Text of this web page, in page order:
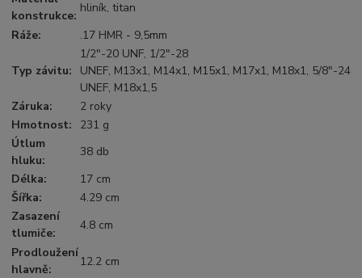
konstrukce:
hliník, titan
Ráže: .17 HMR - 9,5mm
Typ závitu:
1/2"-20 UNF, 1/2"-28
UNEF, M13x1, M14x1, M15x1, M17x1, M18x1, 5/8"-24
UNEF, M18x1,5
Záruka:
2 roky
Hmotnost:
231 g
Útlum
hluku:
38 db
Délka:
17 cm
Šířka:
4.29 cm
Zasazení
tlumiče:
4.8 cm
Prodloužení
hlavně:
12.2 cm